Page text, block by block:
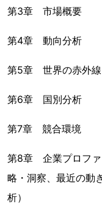
第3章 市場概要
第4章 動向分析
第5章 世界の赤外線
第6章 国別分析
第7章 競合環境
第8章 企業プロファ
略・洞察、最近の動
析）